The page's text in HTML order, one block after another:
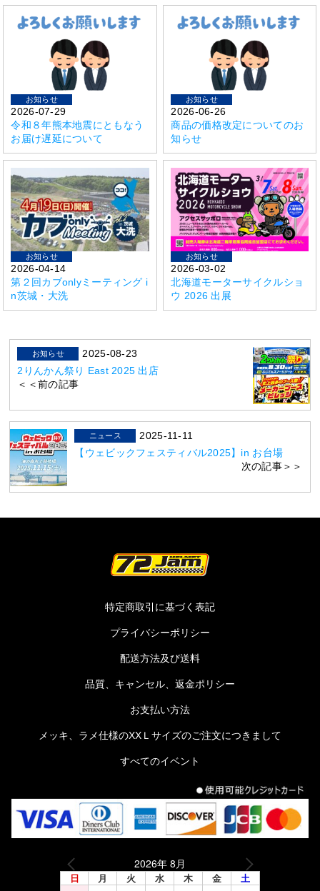
お知らせ
2026-07-29
令和８年熊本地震にともなう
お届け遅延について
お知らせ
2026-06-26
商品の価格改定についてのお
知らせ
お知らせ
2026-04-14
第２回カブonlyミーティング i
n茨城・大洗
お知らせ
2026-03-02
北海道モーターサイクルショ
ウ 2026 出展
お知らせ
2025-08-23
2りんかん祭り East 2025 出店
＜＜前の記事
ニュース
2025-11-11
【ウェビックフェスティバル2025】in お台場
次の記事＞＞
特定商取引に基づく表記
プライバシーポリシー
配送方法及び送料
品質、キャンセル、返金ポリシー
お支払い方法
メッキ、ラメ仕様のXXＬサイズのご注文につきまして
すべてのイベント
2026年 8月
日 月 火 水 木 金 土